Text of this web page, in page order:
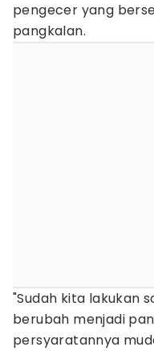
pengecer yang
pangkalan.
"Sudah kita lakukan
berubah menjadi
persyaratannya